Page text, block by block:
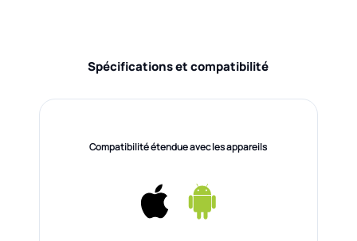
Spécifications et compatibilité
Compatibilité étendue avec les appareils